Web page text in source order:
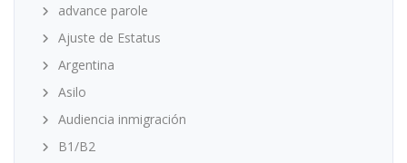
advance parole
Ajuste de Estatus
Argentina
Asilo
Audiencia inmigración
B1/B2